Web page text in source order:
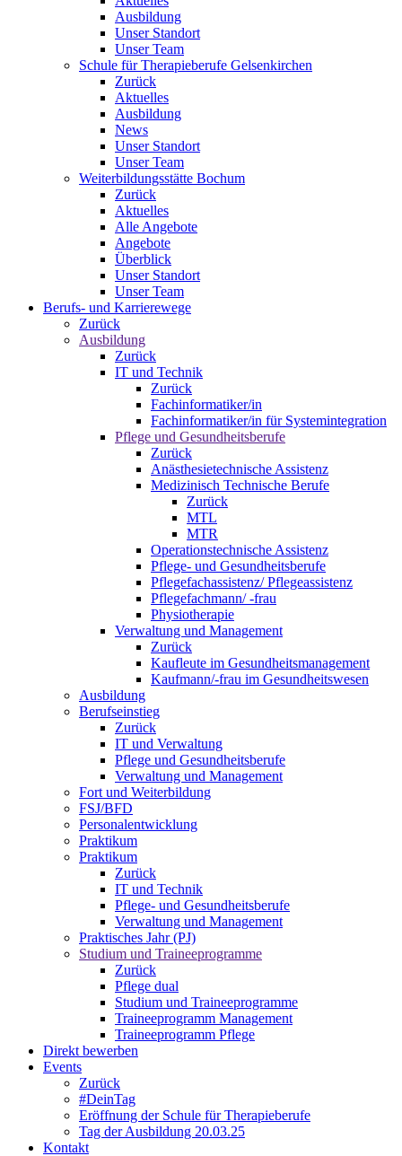
Ausbildung
Unser Standort
Unser Team
Schule für Therapieberufe Gelsenkirchen
Zurück
Aktuelles
Ausbildung
News
Unser Standort
Unser Team
Weiterbildungsstätte Bochum
Zurück
Aktuelles
Alle Angebote
Angebote
Überblick
Unser Standort
Unser Team
Berufs- und Karrierewege
Zurück
Ausbildung
Zurück
IT und Technik
Zurück
Fachinformatiker/in
Fachinformatiker/in für Systemintegration
Pflege und Gesundheitsberufe
Zurück
Anästhesietechnische Assistenz
Medizinisch Technische Berufe
Zurück
MTL
MTR
Operationstechnische Assistenz
Pflege- und Gesundheitsberufe
Pflegefachassistenz/ Pflegeassistenz
Pflegefachmann/ -frau
Physiotherapie
Verwaltung und Management
Zurück
Kaufleute im Gesundheitsmanagement
Kaufmann/-frau im Gesundheitswesen
Ausbildung
Berufseinstieg
Zurück
IT und Verwaltung
Pflege und Gesundheitsberufe
Verwaltung und Management
Fort und Weiterbildung
FSJ/BFD
Personalentwicklung
Praktikum
Praktikum
Zurück
IT und Technik
Pflege- und Gesundheitsberufe
Verwaltung und Management
Praktisches Jahr (PJ)
Studium und Traineeprogramme
Zurück
Pflege dual
Studium und Traineeprogramme
Traineeprogramm Management
Traineeprogramm Pflege
Direkt bewerben
Events
Zurück
#DeinTag
Eröffnung der Schule für Therapieberufe
Tag der Ausbildung 20.03.25
Kontakt